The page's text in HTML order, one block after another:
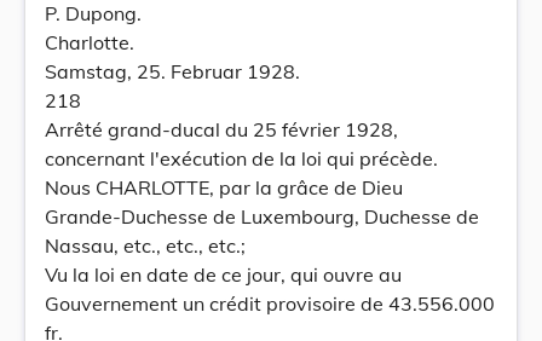
P. Dupong.
Charlotte.
Samstag, 25. Februar 1928.
218
Arrêté grand-ducal du 25 février 1928,
concernant l'exécution de la loi qui précède.
Nous CHARLOTTE, par la grâce de Dieu
Grande-Duchesse de Luxembourg, Duchesse de
Nassau, etc., etc., etc.;
Vu la loi en date de ce jour, qui ouvre au
Gouvernement un crédit provisoire de 43.556.000
fr.